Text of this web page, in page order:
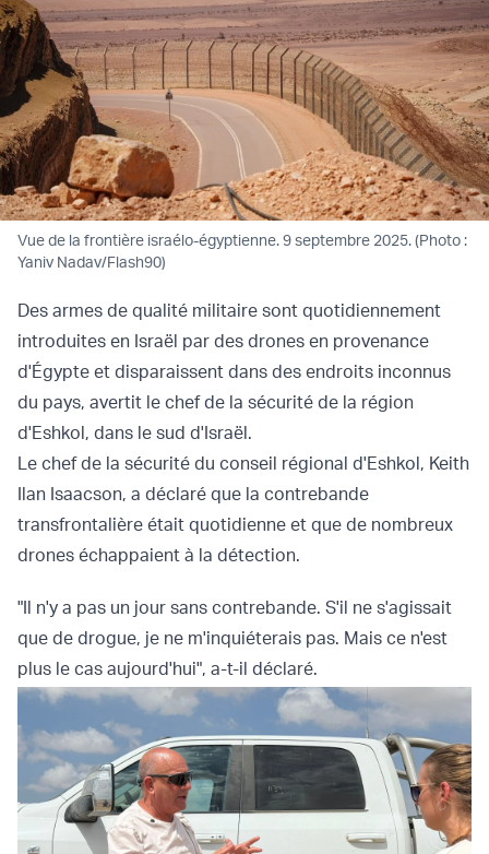
Vue de la frontière israélo-égyptienne. 9 septembre 2025. (Photo :
Yaniv Nadav/Flash90)
Des armes de qualité militaire sont quotidiennement
introduites en Israël par des drones en provenance
d'Égypte et disparaissent dans des endroits inconnus
du pays, avertit le chef de la sécurité de la région
d'Eshkol, dans le sud d'Israël.
Le chef de la sécurité du conseil régional d'Eshkol, Keith
Ilan Isaacson, a déclaré que la contrebande
transfrontalière était quotidienne et que de nombreux
drones échappaient à la détection.
"Il n'y a pas un jour sans contrebande. S'il ne s'agissait
que de drogue, je ne m'inquiéterais pas. Mais ce n'est
plus le cas aujourd'hui", a-t-il déclaré.